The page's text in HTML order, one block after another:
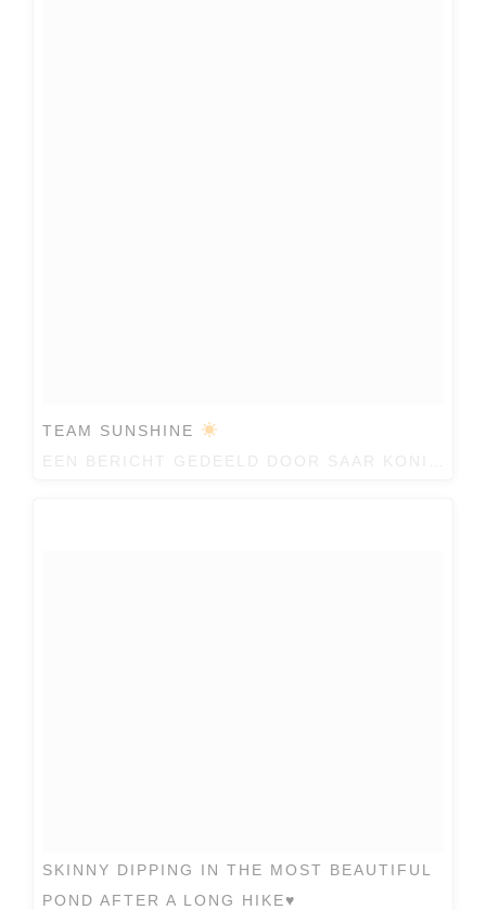
TEAM SUNSHINE
SKINNY DIPPING IN THE MOST BEAUTIFUL
POND AFTER A LONG HIKE♥️